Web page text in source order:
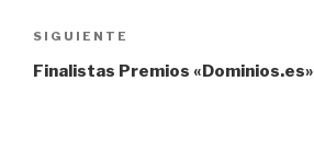
Siguiente
entrada
SIGUIENTE
Finalistas Premios «Dominios.es»